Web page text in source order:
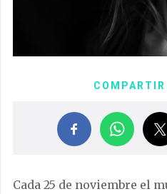
COMPARTIR
Cada 25 de noviembre el